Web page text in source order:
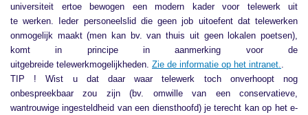
universiteit ertoe bewogen een modern kader voor telewerk uit
te werken. Ieder personeelslid die geen job uitoefent dat telewerken
onmogelijk maakt (men kan bv. van thuis uit geen lokalen poetsen),
komt in principe in aanmerking voor de
uitgebreide telewerkmogelijkheden. Zie de informatie op het intranet.
TIP ! Wist u dat daar waar telewerk toch onverhoopt nog
onbespreekbaar zou zijn (bv. omwille van een conservatieve,
wantrouwige ingesteldheid van een diensthoofd) je terecht kan op het e-